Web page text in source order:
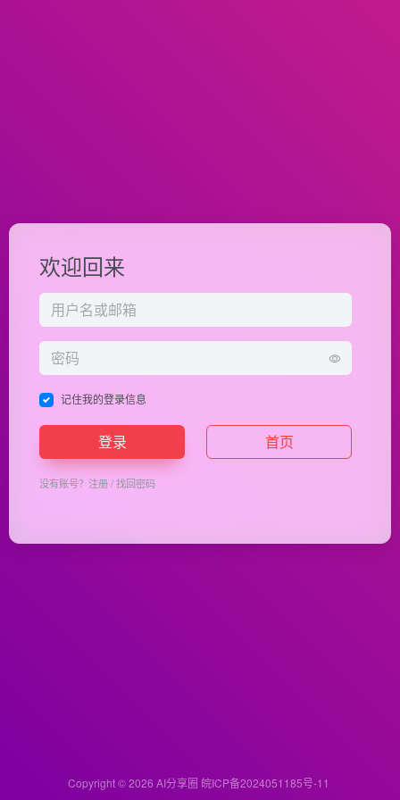
欢迎回来
记住我的登录信息
登录 首页
没有账号？ 注册/找回密码
Copyright © 2026 AI分享圈 皖ICP备2024051185号-11